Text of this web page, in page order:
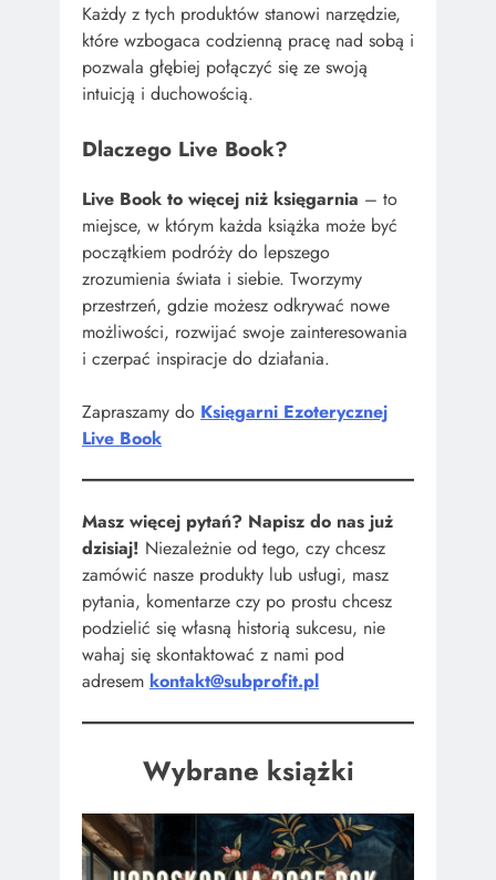
Każdy z tych produktów stanowi narzędzie,
które wzbogaca codzienną pracę nad sobą i
pozwala głębiej połączyć się ze swoją
intuicją i duchowością.
Dlaczego Live Book?
Live Book to więcej niż księgarnia – to
miejsce, w którym każda książka może być
początkiem podróży do lepszego
zrozumienia świata i siebie. Tworzymy
przestrzeń, gdzie możesz odkrywać nowe
możliwości, rozwijać swoje zainteresowania
i czerpać inspiracje do działania.
Zapraszamy do Księgarni Ezoterycznej
Live Book
Masz więcej pytań? Napisz do nas już
dzisiaj! Niezależnie od tego, czy chcesz
zamówić nasze produkty lub usługi, masz
pytania, komentarze czy po prostu chcesz
podzielić się własną historią sukcesu, nie
wahaj się skontaktować z nami pod
adresem kontakt@subprofit.pl
Wybrane książki